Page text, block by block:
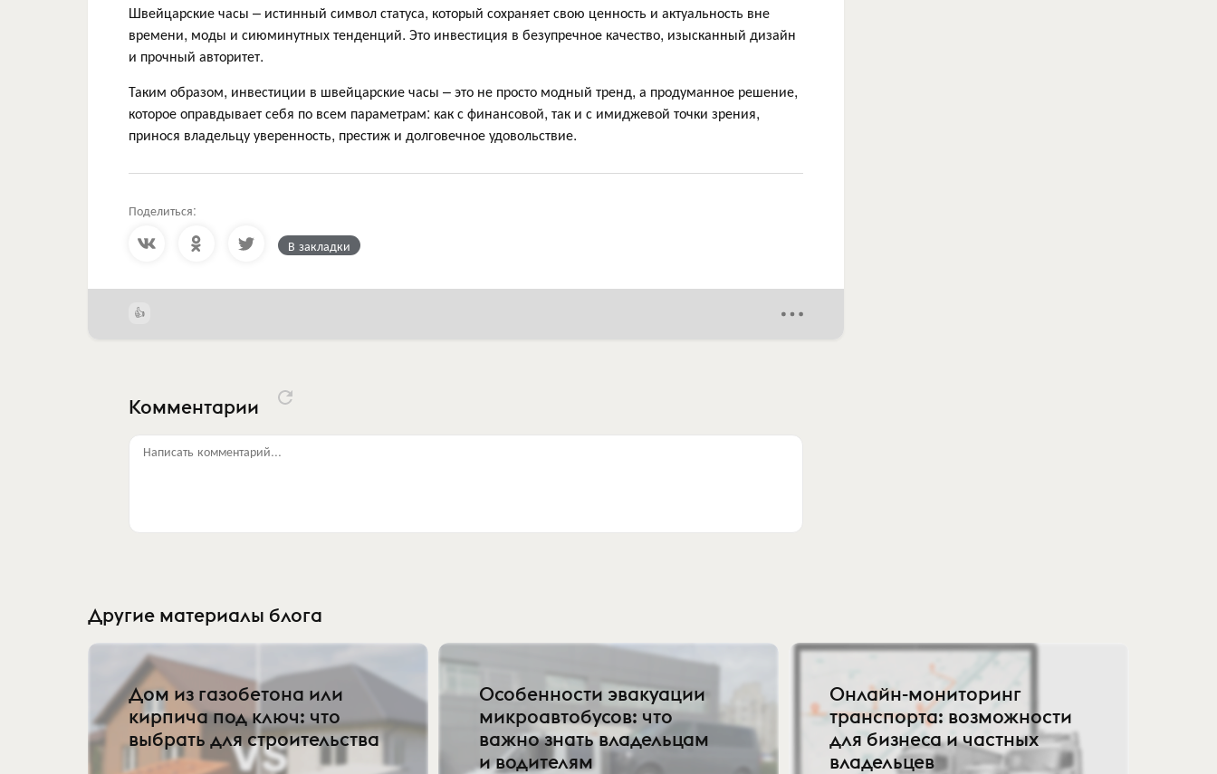
Швейцарские часы – истинный символ статуса, который сохраняет свою ценность и актуальность вне
времени, моды и сиюминутных тенденций. Это инвестиция в безупречное качество, изысканный дизайн
и прочный авторитет.
Таким образом, инвестиции в швейцарские часы – это не просто модный тренд, а продуманное решение,
которое оправдывает себя по всем параметрам: как с финансовой, так и с имиджевой точки зрения,
принося владельцу уверенность, престиж и долговечное удовольствие.
Поделиться:
В закладки
Комментарии
Написать комментарий...
Другие материалы блога
Дом из газобетона или
кирпича под ключ: что
выбрать для строительства
Особенности эвакуации
микроавтобусов: что
важно знать владельцам
и водителям
Онлайн-мониторинг
транспорта: возможности
для бизнеса и частных
владельцев